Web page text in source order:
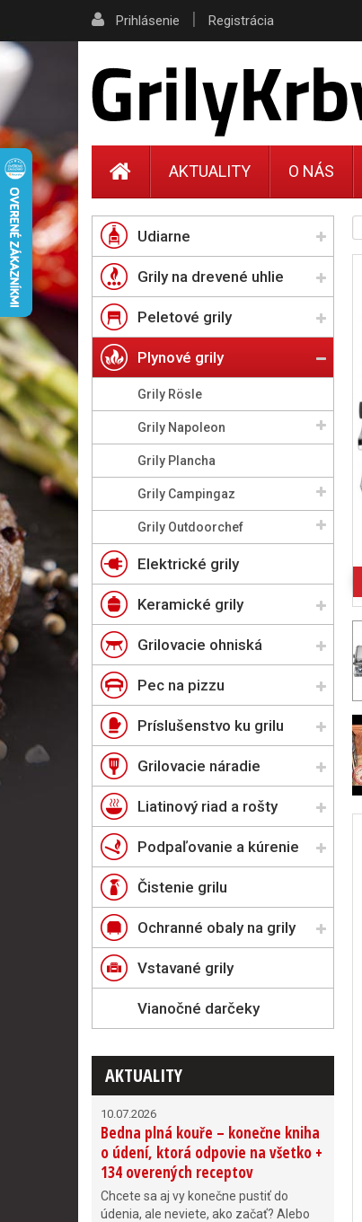
Udiarne
Grily na drevené uhlie
Peletové grily
Plynové grily
Grily Rösle
Grily Napoleon
Grily Plancha
Grily Campingaz
Grily Outdoorchef
Elektrické grily
Keramické grily
Grilovacie ohniská
Pec na pizzu
Príslušenstvo ku grilu
Grilovacie náradie
Liatinový riad a rošty
Podpaľovanie a kúrenie
Čistenie grilu
Ochranné obaly na grily
Vstavané grily
Vianočné darčeky
AKTUALITY
10.07.2026
Bedna plná kouře – konečne kniha
o údení, ktorá odpovie na všetko +
134 overených receptov
Chcete sa aj vy konečne pustiť do
údenia, ale neviete, ako začať? Alebo
Prihlásenie | Registrácia
AKTUALITY O NÁS